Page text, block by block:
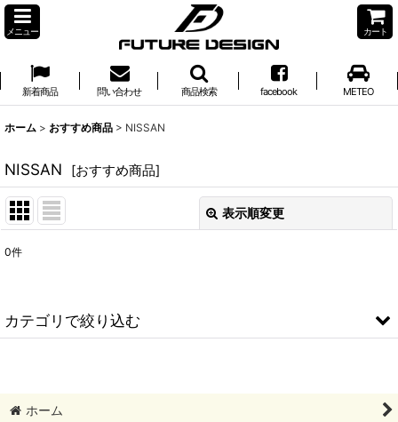
メニュー カート
新着商品 問い合わせ 商品検索 facebook METEO
ホーム > おすすめ商品 > NISSAN
NISSAN [おすすめ商品]
表示順変更
表示数
0件
カテゴリで絞り込む
GT-Rホーム